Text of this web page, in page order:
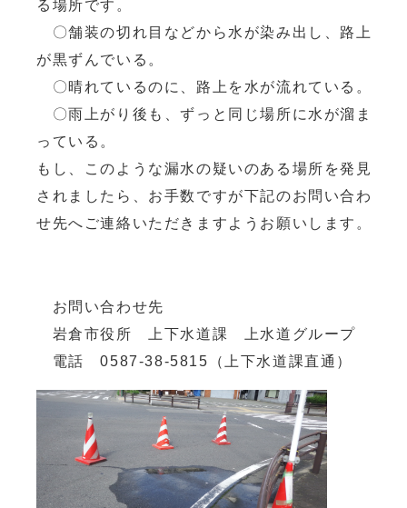
る場所です。
〇舗装の切れ目などから水が染み出し、路上
が黒ずんでいる。
〇晴れているのに、路上を水が流れている。
〇雨上がり後も、ずっと同じ場所に水が溜ま
っている。
もし、このような漏水の疑いのある場所を発見
されましたら、お手数ですが下記のお問い合わ
せ先へご連絡いただきますようお願いします。
お問い合わせ先
岩倉市役所 上下水道課 上水道グループ
電話 0587-38-5815（上下水道課直通）